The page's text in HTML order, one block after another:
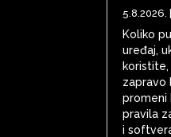
5.8.2026.
Koliko
uređaj,
koristite,
zapravo
promeni
pravila
i